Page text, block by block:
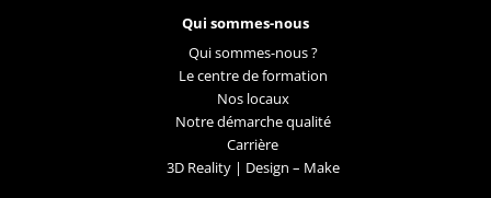
Qui sommes-nous
Qui sommes-nous ?
Le centre de formation
Nos locaux
Notre démarche qualité
Carrière
3D Reality | Design – Make